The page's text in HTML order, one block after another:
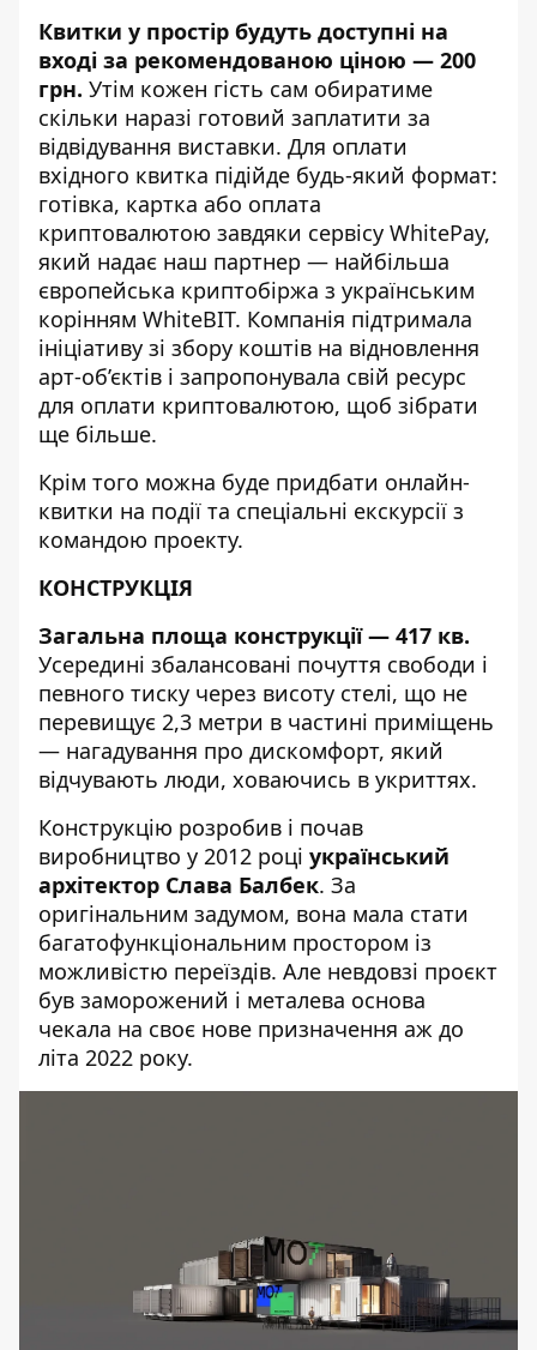
Квитки у простір будуть доступні на
вході за рекомендованою ціною — 200
грн. Утім кожен гість сам обиратиме
скільки наразі готовий заплатити за
відвідування виставки. Для оплати
вхідного квитка підійде будь-який формат:
готівка, картка або оплата
криптовалютою завдяки сервісу WhitePay,
який надає наш партнер — найбільша
європейська криптобіржа з українським
корінням WhiteBIT. Компанія підтримала
ініціативу зі збору коштів на відновлення
арт-об’єктів і запропонувала свій ресурс
для оплати криптовалютою, щоб зібрати
ще більше.
Крім того можна буде придбати онлайн-
квитки на події та спеціальні екскурсії з
командою проекту.
КОНСТРУКЦІЯ
Загальна площа конструкції — 417 кв.
Усередині збалансовані почуття свободи і
певного тиску через висоту стелі, що не
перевищує 2,3 метри в частині приміщень
— нагадування про дискомфорт, який
відчувають люди, ховаючись в укриттях.
Конструкцію розробив і почав
виробництво у 2012 році український
архітектор Слава Балбек. За
оригінальним задумом, вона мала стати
багатофункціональним простором із
можливістю переїздів. Але невдовзі проєкт
був заморожений і металева основа
чекала на своє нове призначення аж до
літа 2022 року.